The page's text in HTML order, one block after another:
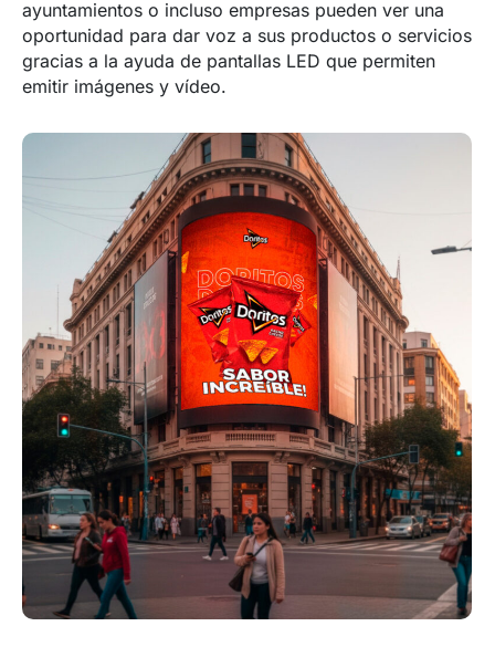
ayuntamientos o incluso empresas pueden ver una
oportunidad para dar voz a sus productos o servicios
gracias a la ayuda de pantallas LED que permiten
emitir imágenes y vídeo.